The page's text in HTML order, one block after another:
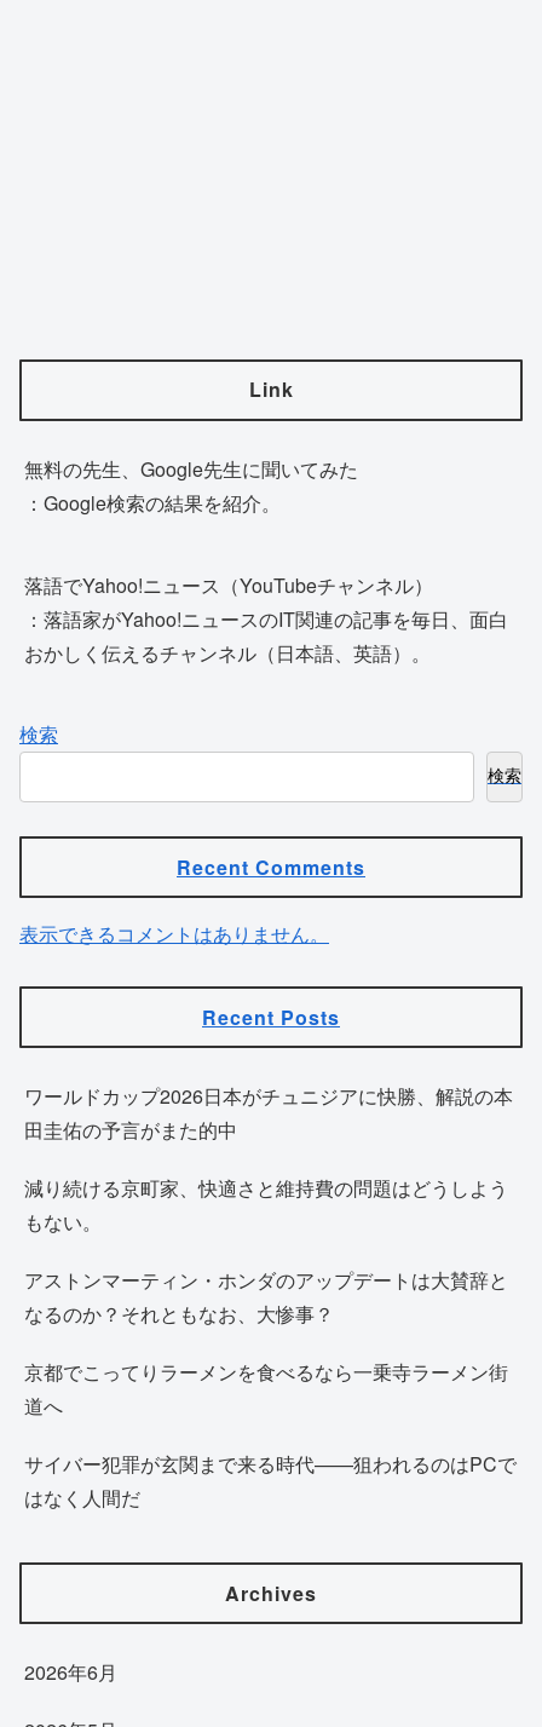
Link
無料の先生、Google先生に聞いてみた
：Google検索の結果を紹介。
落語でYahoo!ニュース（YouTubeチャンネル）
：落語家がYahoo!ニュースのIT関連の記事を毎日、面白
おかしく伝えるチャンネル（日本語、英語）。
検索
検索
Recent Comments
表示できるコメントはありません。
Recent Posts
ワールドカップ2026日本がチュニジアに快勝、解説の本
田圭佑の予言がまた的中
減り続ける京町家、快適さと維持費の問題はどうしよう
もない。
アストンマーティン・ホンダのアップデートは大賛辞と
なるのか？それともなお、大惨事？
京都でこってりラーメンを食べるなら一乗寺ラーメン街
道へ
サイバー犯罪が玄関まで来る時代——狙われるのはPCで
はなく人間だ
Archives
2026年6月